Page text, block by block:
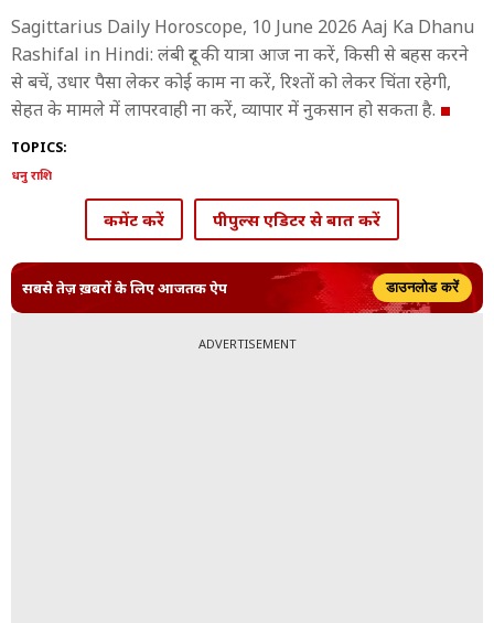
Sagittarius Daily Horoscope, 10 June 2026 Aaj Ka Dhanu
Rashifal in Hindi: लंबी दूर की यात्रा आज ना करें, किसी से बहस करने
से बचें, उधार पैसा लेकर कोई काम ना करें, रिश्तों को लेकर चिंता रहेगी,
सेहत के मामले में लापरवाही ना करें, व्यापार में नुकसान हो सकता है.
TOPICS:
धनु राशि
कमेंट करें पीपुल्स एडिटर से बात करें
सबसे तेज़ ख़बरों के लिए आजतक ऐप डाउनलोड करें
ADVERTISEMENT